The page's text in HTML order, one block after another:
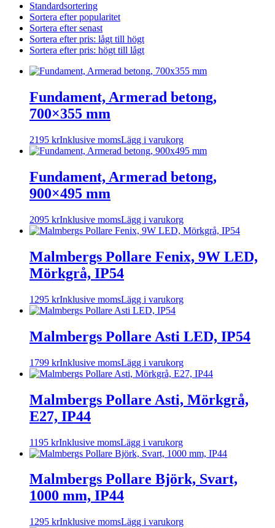
Standardsortering
Sortera efter popularitet
Sortera efter senast
Sortera efter pris: lågt till högt
Sortera efter pris: högt till lågt
Fundament, Armerad betong,
700×355 mm
2195 krInklusive momsLägg i varukorg
Fundament, Armerad betong,
900×495 mm
2095 krInklusive momsLägg i varukorg
Malmbergs Pollare Fenix, 9W LED,
Mörkgrå, IP54
1295 krInklusive momsLägg i varukorg
Malmbergs Pollare Asti LED, IP54
1799 krInklusive momsLägg i varukorg
Malmbergs Pollare Asti, Mörkgrå,
E27, IP44
1195 krInklusive momsLägg i varukorg
Malmbergs Pollare Björk, Svart,
1000 mm, IP44
1295 krInklusive momsLägg i varukorg